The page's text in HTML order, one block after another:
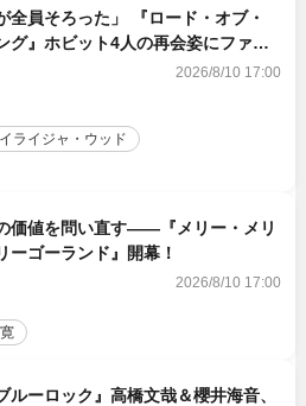
全員そろった」 『ロード・オブ・
グ』ホビット4人の再会姿にファン
2026/8/10 17:00
イライジャ・ウッド
価値を問い直す――『メリー・メリ
ーゴーランド』開幕！
2026/8/10 17:00
ルーロック』高橋文哉＆櫻井海音、